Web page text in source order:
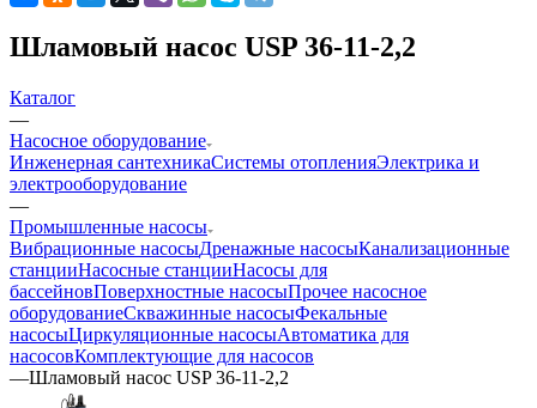
Шламовый насос USP 36-11-2,2
Каталог
—
Насосное оборудование
Инженерная сантехникаСистемы отопленияЭлектрика и
электрооборудование
—
Промышленные насосы
Вибрационные насосыДренажные насосыКанализационные
станцииНасосные станцииНасосы для
бассейновПоверхностные насосыПрочее насосное
оборудованиеСкважинные насосыФекальные
насосыЦиркуляционные насосыАвтоматика для
насосовКомплектующие для насосов
—Шламовый насос USP 36-11-2,2